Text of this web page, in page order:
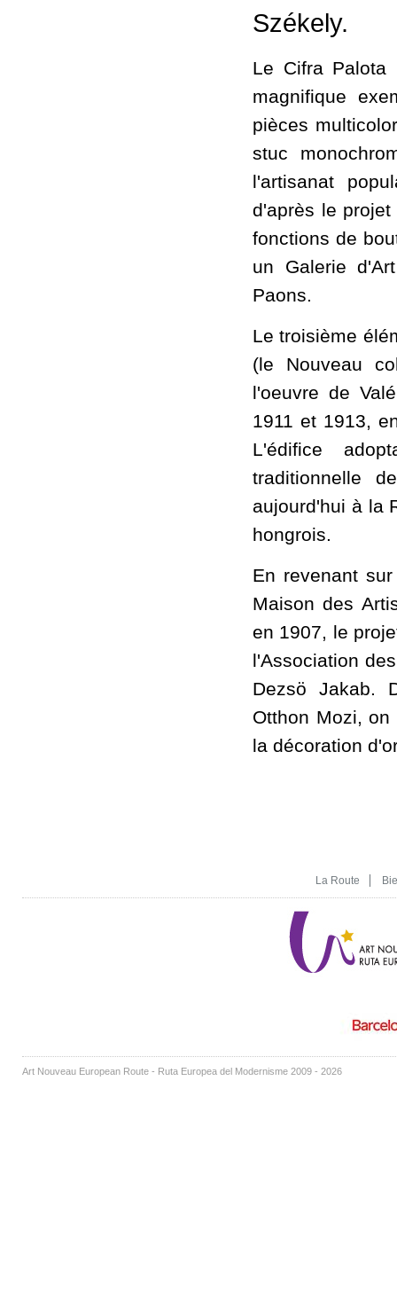
Székely.
Le Cifra Palota
magnifique
pièces
stuc
l'artisanat
d'après le
fonctions de
un Galerie
Paons.
Le troisième
(le Nouveau
l'oeuvre de
1911 et 1913,
L'édifice
traditionnelle
aujourd'hui à la
hongrois.
En revenant
Maison des
en 1907, le
l'Association
Dezsö Jakab.
Otthon Mozi,
la décoration
La Route
Art Nouveau European Route - Ruta Europea del Modernisme 2009 - 2026